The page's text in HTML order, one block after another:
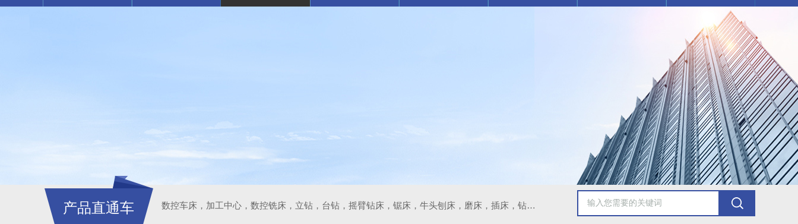
产品直通车 数控车床，加工中心，数控铣床，立钻，台钻，摇臂钻床，锯床，牛头刨床，磨床，插床，钻铣床，滚齿机